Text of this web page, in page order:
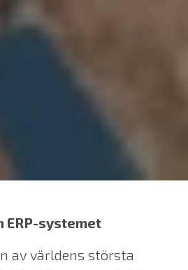
ERP-systemet
av världens största